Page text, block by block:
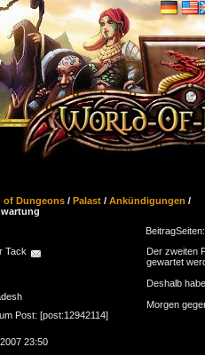
of Dungeons / Palast / Ankündigungen /
BeitragSeiten:
Tack
Post: [post:12942114]
Der zweiten
gewartet
Deshalb
Morgen
23:50